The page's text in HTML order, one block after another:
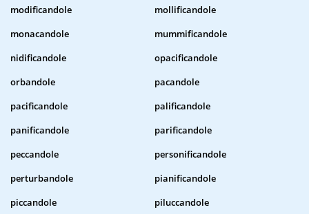
modificandole
mollificandole
monacandole
mummificandole
nidificandole
opacificandole
orbandole
pacandole
pacificandole
palificandole
panificandole
parificandole
peccandole
personificandole
perturbandole
pianificandole
piccandole
piluccandole